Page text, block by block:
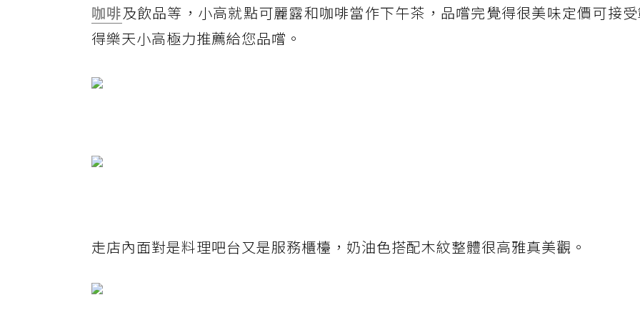
咖啡及飲品等，小高就點可麗露和咖啡當作下午茶，品嚐完覺得很美味定價可接
得樂天小高極力推薦給您品嚐。
走店內面對是料理吧台又是服務櫃檯，奶油色搭配木紋整體很高雅真美觀。